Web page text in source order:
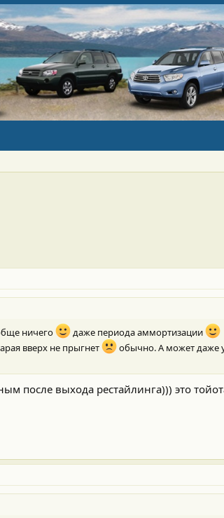
ничего
даже периода аммортизации
вверх не прыгнет
обычно. А может даже
после выхода рестайлинга))) это